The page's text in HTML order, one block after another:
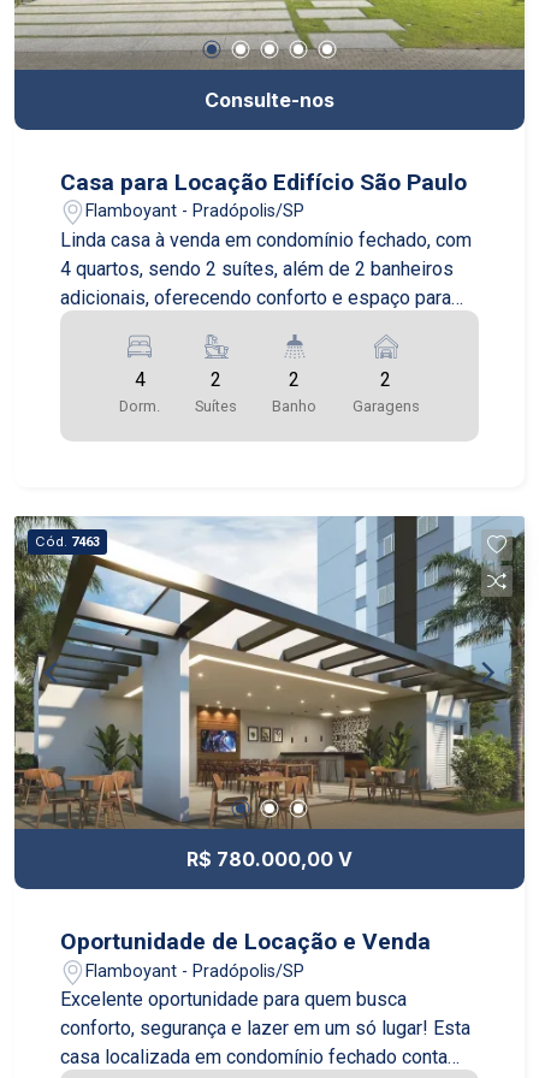
Consulte-nos
Casa para Locação Edifício São Paulo
Flamboyant - Pradópolis/SP
Linda casa à venda em condomínio fechado, com
4 quartos, sendo 2 suítes, além de 2 banheiros
adicionais, oferecendo conforto e espaço para
toda a família. O imóvel conta com duas vagas de
garagem e está localizado em um condomínio
completo, com academia, área de lazer, piscina,
salão de festas e segurança 24h. Ideal para
quem busca qualidade de vida, tranquilidade e
4
Dorm.
2
Suítes
2
Banho
2
Garagens
Cód. 7463
R$ 780.000,00 V
Oportunidade de Locação e Venda
Flamboyant - Pradópolis/SP
Excelente oportunidade para quem busca
conforto, segurança e lazer em um só lugar! Esta
casa localizada em condomínio fechado conta